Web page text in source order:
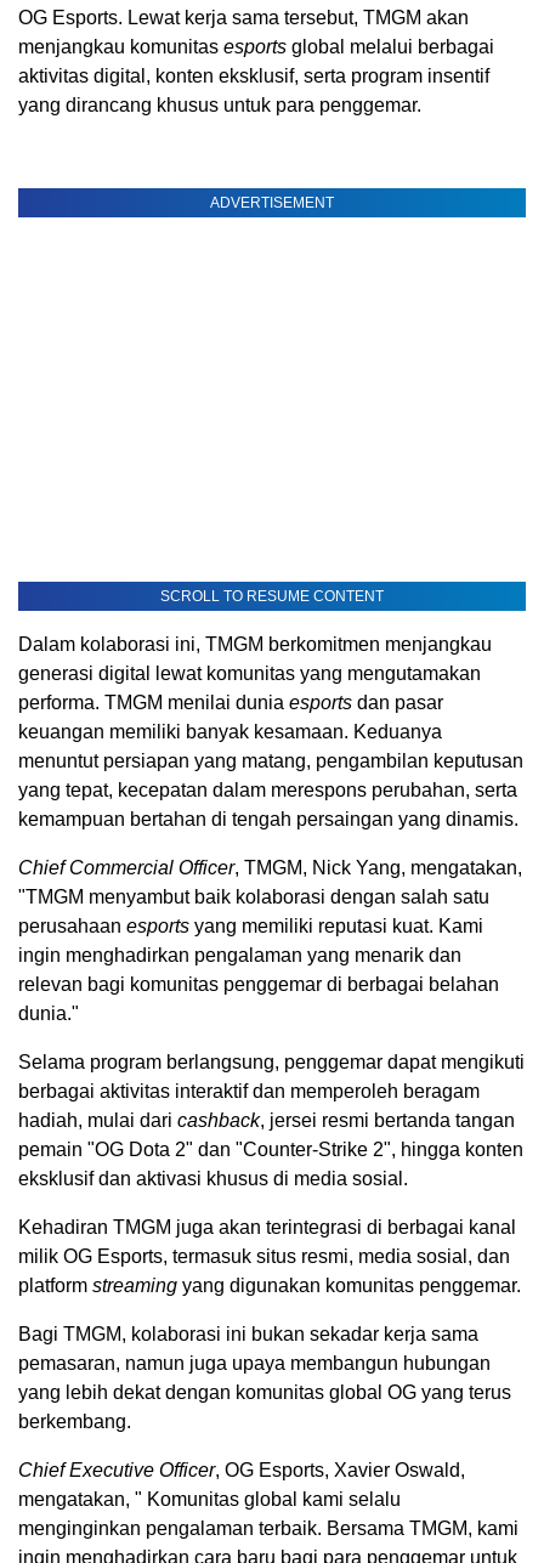
OG Esports. Lewat kerja sama tersebut, TMGM akan
menjangkau komunitas esports global melalui berbagai
aktivitas digital, konten eksklusif, serta program insentif
yang dirancang khusus untuk para penggemar.
ADVERTISEMENT
SCROLL TO RESUME CONTENT
Dalam kolaborasi ini, TMGM berkomitmen menjangkau
generasi digital lewat komunitas yang mengutamakan
performa. TMGM menilai dunia esports dan pasar
keuangan memiliki banyak kesamaan. Keduanya
menuntut persiapan yang matang, pengambilan keputusan
yang tepat, kecepatan dalam merespons perubahan, serta
kemampuan bertahan di tengah persaingan yang dinamis.
Chief Commercial Officer, TMGM, Nick Yang, mengatakan,
"TMGM menyambut baik kolaborasi dengan salah satu
perusahaan esports yang memiliki reputasi kuat. Kami
ingin menghadirkan pengalaman yang menarik dan
relevan bagi komunitas penggemar di berbagai belahan
dunia."
Selama program berlangsung, penggemar dapat mengikuti
berbagai aktivitas interaktif dan memperoleh beragam
hadiah, mulai dari cashback, jersei resmi bertanda tangan
pemain "OG Dota 2" dan "Counter-Strike 2", hingga konten
eksklusif dan aktivasi khusus di media sosial.
Kehadiran TMGM juga akan terintegrasi di berbagai kanal
milik OG Esports, termasuk situs resmi, media sosial, dan
platform streaming yang digunakan komunitas penggemar.
Bagi TMGM, kolaborasi ini bukan sekadar kerja sama
pemasaran, namun juga upaya membangun hubungan
yang lebih dekat dengan komunitas global OG yang terus
berkembang.
Chief Executive Officer, OG Esports, Xavier Oswald,
mengatakan, " Komunitas global kami selalu
menginginkan pengalaman terbaik. Bersama TMGM, kami
ingin menghadirkan cara baru bagi para penggemar untuk